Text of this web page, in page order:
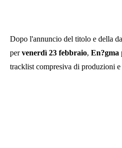
Dopo l'annuncio del titolo e della
pervenerdì 23 febbraio, En?gma
tracklist compresiva di produzioni